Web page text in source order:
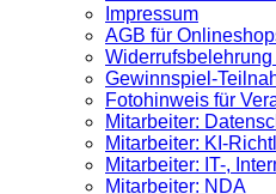
Impressum
AGB für
Gewinnspiel-
Fotohinweis für
Mitarbeiter:
Mitarbeiter: KI-
Mitarbeiter: IT-,
Mitarbeiter: NDA